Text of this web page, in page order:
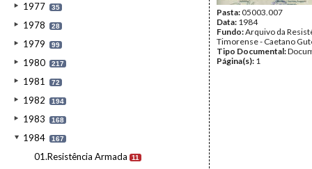
1977 35
1978 28
1979 99
1980 217
1981 72
1982 194
1983 168
1984 167
01.Resistência Armada 11
Pasta:05003.007
Data: 1984
Fundo:Arquivo da
Timorense - Caetano
Tipo Documental:
Página(s): 1